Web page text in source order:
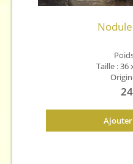
Taille : 36